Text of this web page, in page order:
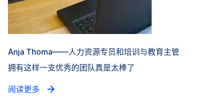
Anja Thoma——人力资源专员和培训与教育主管
拥有这样一支优秀的团队真是太棒了
阅读更多